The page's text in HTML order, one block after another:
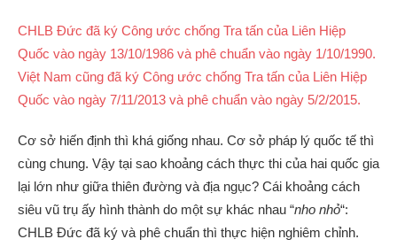
CHLB Đức đã ký Công ước chống Tra tấn của Liên Hiệp
Quốc vào ngày 13/10/1986 và phê chuẩn vào ngày 1/10/1990.
Việt Nam cũng đã ký Công ước chống Tra tấn của Liên Hiệp
Quốc vào ngày 7/11/2013 và phê chuẩn vào ngày 5/2/2015.
Cơ sở hiến định thì khá giống nhau. Cơ sở pháp lý quốc tế thì
cùng chung. Vậy tại sao khoảng cách thực thi của hai quốc gia
lại lớn như giữa thiên đường và địa ngục? Cái khoảng cách
siêu vũ trụ ấy hình thành do một sự khác nhau “nho nhỏ“:
CHLB Đức đã ký và phê chuẩn thì thực hiện nghiêm chỉnh.